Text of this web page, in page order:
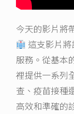
今天的影片將
這支影片
服務。從基本
裡提供一系列
查、疫苗接種
高效和準確的